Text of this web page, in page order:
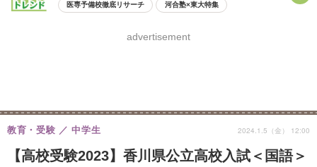
医専予備校徹底リサーチ 河合塾×東大特集
8月開催学校説明会・相談会
advertisement
【高校受験2023】香川県公立高校入試＜国語＞
教育・受験 中学生 2024.1.5（金） 12:00